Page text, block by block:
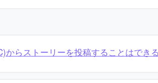
からストーリーを投稿することはでき